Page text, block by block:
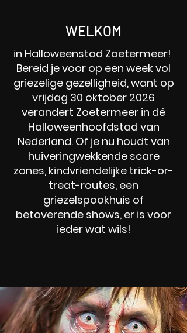
WELKOM
in Halloweenstad Zoetermeer!
Bereid je voor op een week vol
griezelige gezelligheid, want op
vrijdag 30 oktober 2026
verandert Zoetermeer in dé
Halloweenhoofdstad van
Nederland. Of je nu houdt van
huiveringwekkende scare
zones, kindvriendelijke trick-or-
treat-routes, een
griezelspookhuis of
betoverende shows, er is voor
ieder wat wils!